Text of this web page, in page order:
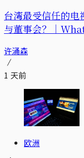
台湾最受信任的电
与董事会？｜
许涌森
1 天前
欧洲